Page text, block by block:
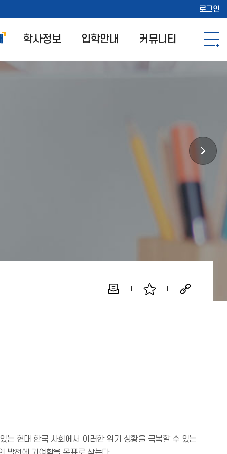
로그인
학사정보 입학안내 커뮤니티
는 현대 한국 사회에서 이러한 위기 상황을 극복할 수 있는